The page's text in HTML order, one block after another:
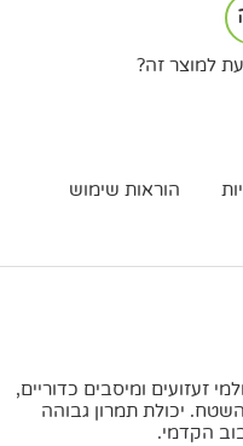
למוצר זה?
הוראות שימוש
זעזועים ומיסבים כדוריים,
יכולת תמרון גבוהה
הקדמי.